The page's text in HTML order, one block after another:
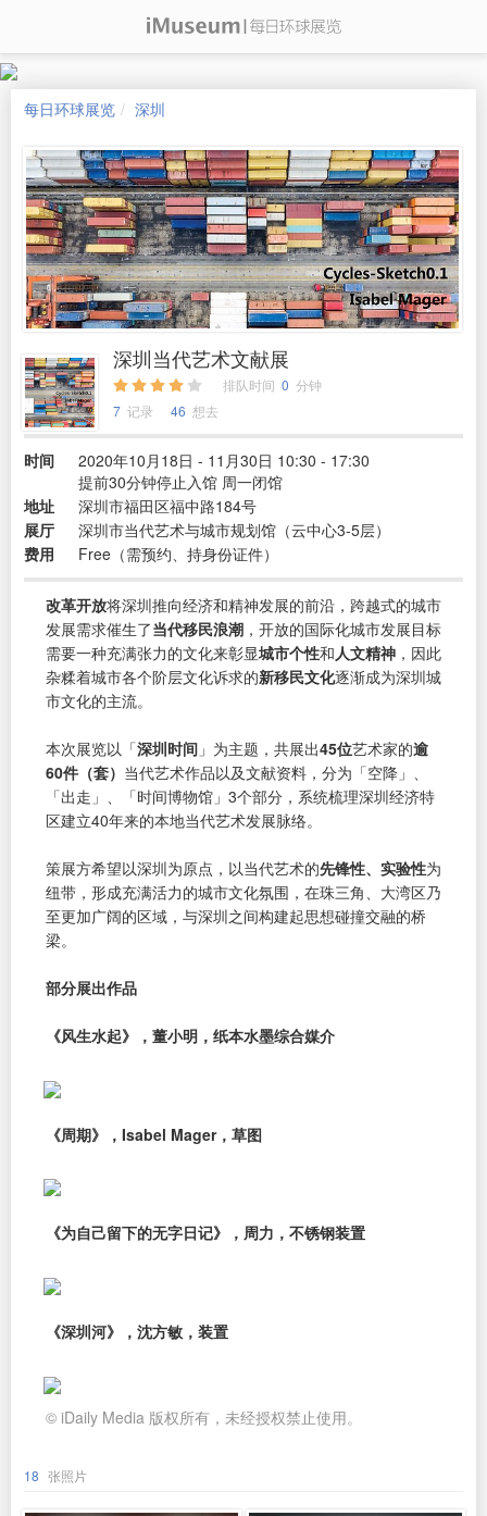
每日环球展览 深圳
深圳当代艺术文献展
排队时间 0 分钟
7 记录 46 想去
时间
2020年10月18日 - 11月30日 10:30 - 17:30
提前30分钟停止入馆 周一闭馆
地址
深圳市福田区福中路184号
展厅
深圳市当代艺术与城市规划馆（云中心3-5层）
费用
Free（需预约、持身份证件）
改革开放将深圳推向经济和精神发展的前沿，跨越式的城市
发展需求催生了当代移民浪潮 ，开放的国际化城市发展目标
需要一种充满张力的文化来彰显城市个性和 人文精神 ，因此
杂糅着城市各个阶层文化诉求的新移民文化逐渐成为深圳城
市文化的主流。
本次展览以「深圳时间 」为主题，共展出45位艺术家的逾
60件（套） 当代艺术作品以及文献资料，分为「空降」、
「出走」、「时间博物馆」3个部分，系统梳理深圳经济特
区建立40年来的本地当代艺术发展脉络。
策展方希望以深圳为原点，以当代艺术的先锋性、实验性为
纽带，形成充满活力的城市文化氛围，在珠三角、大湾区乃
至更加广阔的区域，与深圳之间构建起思想碰撞交融的桥
梁。
部分展出作品
《风生水起》，董小明，纸本水墨综合媒介
《周期》，Isabel Mager，草图
《为自己留下的无字日记》，周力，不锈钢装置
《深圳河》，沈方敏，装置
© iDaily Media 版权所有，未经授权禁止使用。
18 张照片